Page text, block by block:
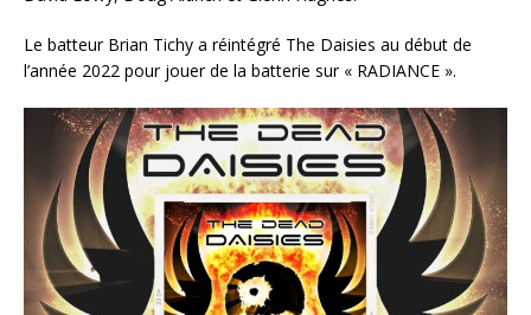
Le batteur Brian Tichy a réintégré The Daisies au début de
l’année 2022 pour jouer de la batterie sur « RADIANCE ».